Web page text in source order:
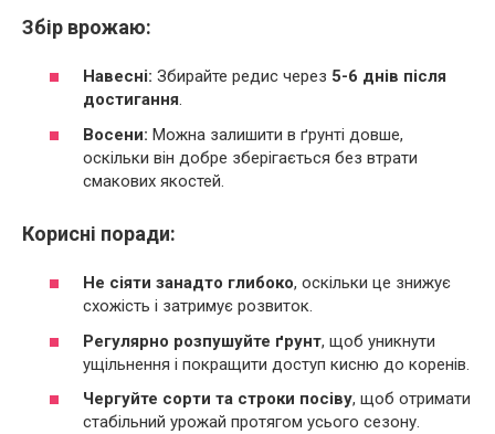
Збір врожаю:
Навесні: Збирайте редис через 5-6 днів після
достигання.
Восени: Можна залишити в ґрунті довше,
оскільки він добре зберігається без втрати
смакових якостей.
Корисні поради:
Не сіяти занадто глибоко, оскільки це знижує
схожість і затримує розвиток.
Регулярно розпушуйте ґрунт, щоб уникнути
ущільнення і покращити доступ кисню до коренів.
Чергуйте сорти та строки посіву, щоб отримати
стабільний урожай протягом усього сезону.